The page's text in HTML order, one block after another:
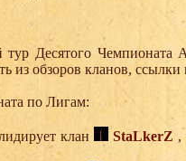
тур Десятого
из обзоров кланов,
по Лигам:
клан StaLkerZ ,